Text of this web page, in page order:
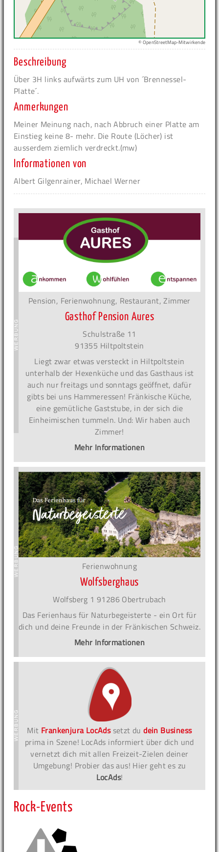
© OpenStreetMap-Mitwirkende
Beschreibung
Über 3H links aufwärts zum UH von ´Brennessel-
Platte´.
Anmerkungen
Meiner Meinung nach, nach Abbruch einer Platte am
Einstieg keine 8- mehr. Die Route (Löcher) ist
ausserdem ziemlich verdreckt.(mw)
Informationen von
Albert Gilgenrainer, Michael Werner
Pension, Ferienwohnung, Restaurant, Zimmer
Gasthof Pension Aures
Schulstraße 11
91355 Hiltpoltstein
Liegt zwar etwas versteckt in Hiltpoltstein
unterhalb der Hexenküche und das Gasthaus ist
auch nur freitags und sonntags geöffnet, dafür
gibts bei uns Hammeressen! Fränkische Küche,
eine gemütliche Gaststube, in der sich die
Einheimischen tummeln. Und: Wir haben auch
Zimmer!
Mehr Informationen
Ferienwohnung
Wolfsberghaus
Wolfsberg 1 91286 Obertrubach
Das Ferienhaus für Naturbegeisterte - ein Ort für
dich und deine Freunde in der Fränkischen Schweiz.
Mehr Informationen
Mit Frankenjura LocAdssetzt dudein Business
prima in Szene! LocAds informiert über dich und
vernetzt dich mit allen Freizeit-Zielen deiner
Umgebung! Probier das aus! Hier geht es zu
LocAds!
Rock-Events